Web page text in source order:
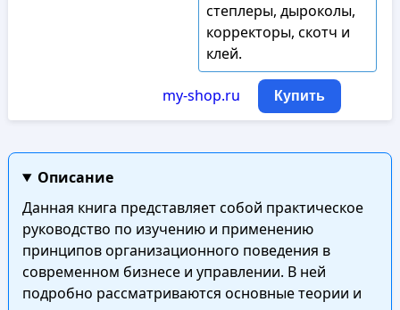
степлеры, дыроколы,
корректоры, скотч и
клей.
my-shop.ru Купить
Описание
Данная книга представляет собой практическое
руководство по изучению и применению
принципов организационного поведения в
современном бизнесе и управлении. В ней
подробно рассматриваются основные теории и